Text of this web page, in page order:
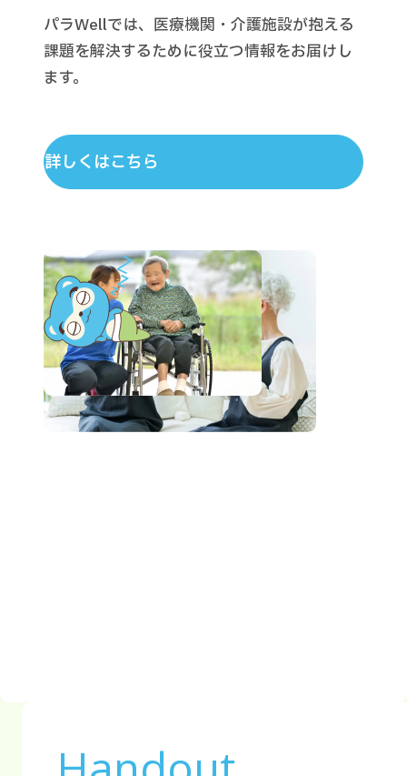
パラWellでは、医療機関・介護施設が抱える
課題を解決するために役立つ情報をお届けし
ます。
詳しくはこちら